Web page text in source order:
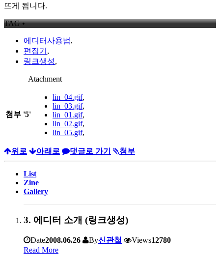
뜨게 됩니다.
TAG •
에디터사용법,
편집기 ,
링크생성,
Atachment
첨부 '5'
lin_04.gif,
lin_03.gif,
lin_01.gif,
lin_02.gif,
lin_05.gif,
위로 아래로 댓글로 가기 첨부
List
Zine
Gallery
3. 에디터 소개 (링크생성)
Date2008.06.26 By신관철 Views12780
Read More